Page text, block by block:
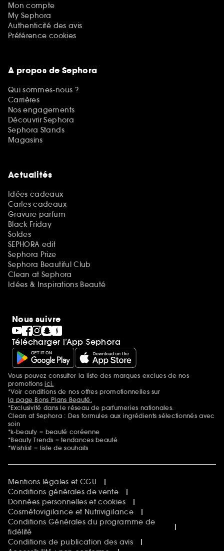
Mon compte
My Sephora
Authenticité des avis
Préférence cookies
A propos de Sephora
Qui sommes-nous ?
Carrières
Nos engagements
Découvrir Sephora
Sephora Stands
Magasins
Actualités
Idées cadeaux
Cartes cadeaux
Gravure parfum
Black Friday
Soldes
SEPHORA edit
Sephora Prize
Sephora Beautiful Club
Clean at Sephora
Idées & Inspirations Beauté
Nous suivre
Télécharger l’App Sephora
Mentions additionnelles
Vous pouvez consulter la liste des marques exclues de nos
promotionsici.
*Voir conditions de nos offres promotionnelles sur
la page Bons Plans Beauté.
*Exclusivité dans le réseau de parfumeries nationales.
Clean at Sephora : Des formules aux ingrédients sélectionnés avec
soin
*k-beauty = beauté coréenne
*Beauty Trends = tendances beauté
*Wishlist = liste de souhaits
Mentions légales et CGU
Conditions générales de vente
Données personnelles et cookies
Cosmétovigilance et Nutrivigilance
Conditions Générales du programme de
fidélité
Conditions de publication des avis